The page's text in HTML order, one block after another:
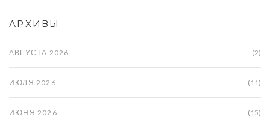
АРХИВЫ
АВГУСТА 2026 (2)
ИЮЛЯ 2026 (11)
ИЮНЯ 2026 (15)